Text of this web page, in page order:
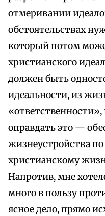
отмеривании
обстоятельствах
который потом
христианского
должен быть
идеальности, из
оправдать это —
жизнеустройства
христианскому
Напротив, мне
много в пользу
ясное дело, прямо